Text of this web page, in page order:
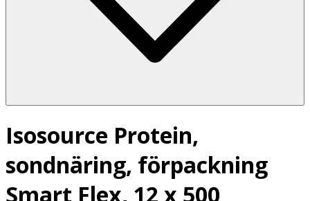
Isosource Protein,
sondnäring, förpackning
Smart Flex, 12 x 500